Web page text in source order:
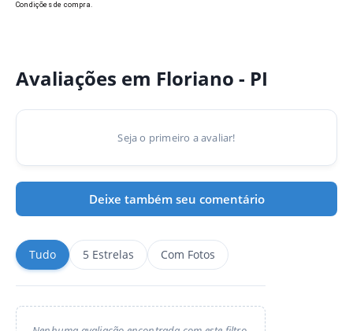
Condições de compra.
Avaliações em Floriano - PI
Seja o primeiro a avaliar!
Deixe também seu comentário
Tudo 5 Estrelas Com Fotos